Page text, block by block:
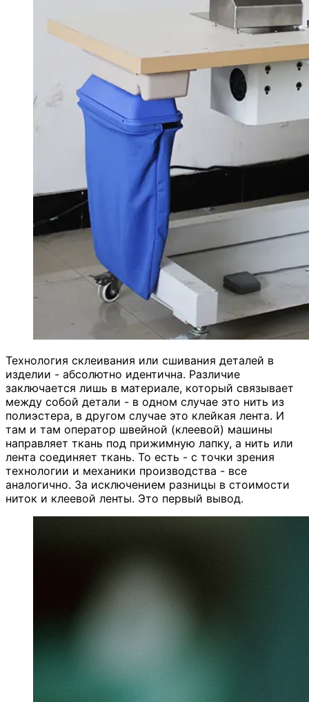
Технология склеивания или сшивания деталей в
изделии - абсолютно идентична. Различие
заключается лишь в материале, который связывает
между собой детали - в одном случае это нить из
полиэстера, в другом случае это клейкая лента. И
там и там оператор швейной (клеевой) машины
направляет ткань под прижимную лапку, а нить или
лента соединяет ткань. То есть - с точки зрения
технологии и механики производства - все
аналогично. За исключением разницы в стоимости
ниток и клеевой ленты. Это первый вывод.